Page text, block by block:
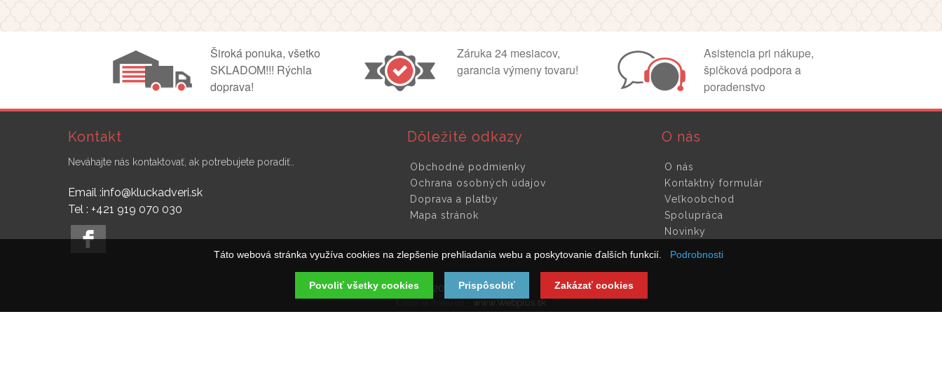
Široká ponuka, všetko
SKLADOM!!! Rýchla
doprava!
Záruka 24 mesiacov,
garancia výmeny tovaru!
Asistencia pri nákupe,
špičková podpora a
poradenstvo
O nás
O nás
Kontaktný formulár
Veľkoobchod
Spolupráca
Novinky
Dôležité odkazy
Obchodné podmienky
Ochrana osobných údajov
Doprava a platby
Mapa stránok
Kontakt
Neváhajte nás kontaktovať, ak potrebujete poradiť..
Email :info@kluckadveri.sk
Tel : +421 919 070 030
© 2019 Kluckadveri.sk
www.Webplus.sk
Táto webová stránka využíva cookies na zlepšenie prehliadania webu a poskytovanie ďalších funkcií. Podrobnosti
Povoliť všetky cookies Prispôsobiť Zakázať cookies